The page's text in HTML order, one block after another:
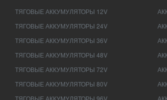
ТЯГОВЫЕ АККУМУЛЯТОРЫ 12V
ТЯГОВЫЕ АККУМУЛЯТОРЫ 24V
ТЯГОВЫЕ АККУМУЛЯТОРЫ 36V
ТЯГОВЫЕ АККУМУЛЯТОРЫ 48V
ТЯГОВЫЕ АККУМУЛЯТОРЫ 72V
ТЯГОВЫЕ АККУМУЛЯТОРЫ 80V
ТЯГОВЫЕ АККУМУЛЯТОРЫ 96V